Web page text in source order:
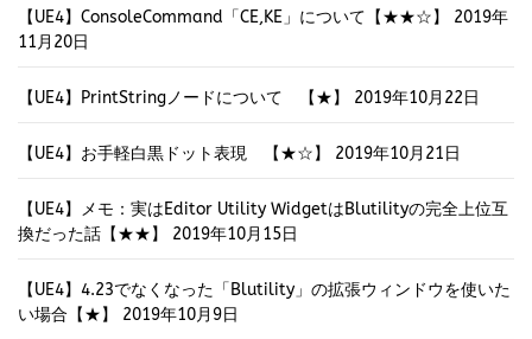
【UE4】ConsoleCommand「CE,KE」について【★★☆】
2019年
11月20日
【UE4】PrintStringノードについて 【★】 2019年10月22日
【UE4】お手軽白黒ドット表現 【★☆】 2019年10月21日
【UE4】メモ：実はEditor Utility WidgetはBlutilityの完全上位互
換だった話【★★】
2019年10月15日
【UE4】4.23でなくなった「Blutility」の拡張ウィンドウを使いた
い場合【★】
2019年10月9日